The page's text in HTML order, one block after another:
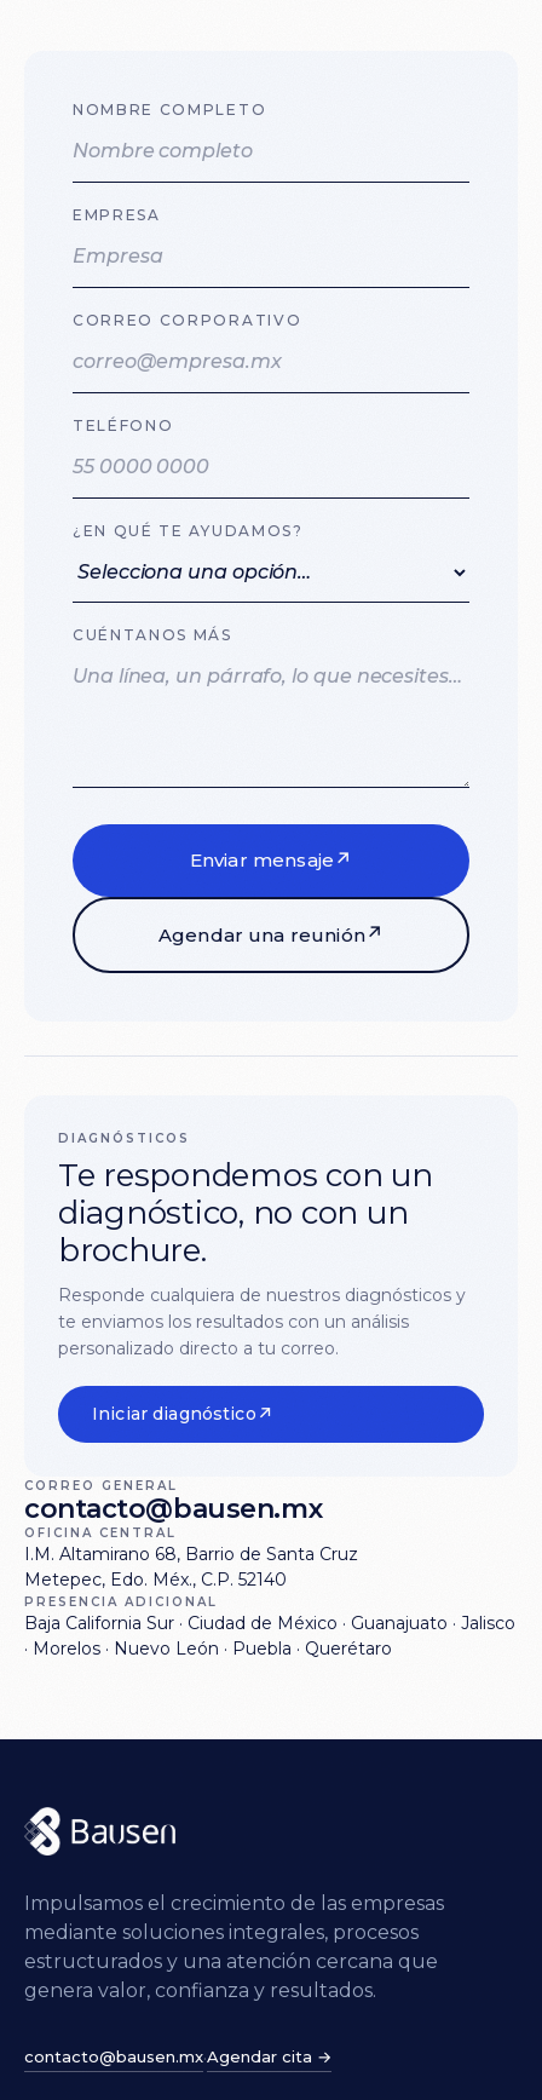
NOMBRE COMPLETO
EMPRESA
CORREO CORPORATIVO
TELÉFONO
¿EN QUÉ TE AYUDAMOS?
CUÉNTANOS MÁS
Enviar mensaje ↗
Agendar una reunión↗
DIAGNÓSTICOS
Te respondemos con un
diagnóstico, no con un
brochure.
Responde cualquiera de nuestros diagnósticos y
te enviamos los resultados con un análisis
personalizado directo a tu correo.
Iniciar diagnóstico ↗
CORREO GENERAL
contacto@bausen.mx
OFICINA CENTRAL
I.M. Altamirano 68, Barrio de Santa Cruz
Metepec, Edo. Méx., C.P. 52140
PRESENCIA ADICIONAL
Baja California Sur · Ciudad de México · Guanajuato · Jalisco
· Morelos · Nuevo León · Puebla · Querétaro
Impulsamos el crecimiento de las empresas
mediante soluciones integrales, procesos
estructurados y una atención cercana que
genera valor, confianza y resultados.
contacto@bausen.mx·Agendar cita →